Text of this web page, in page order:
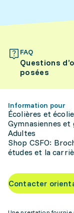
FAQ
Questions
posées
Information pour
Écolières et
Gymnasiennes et
Adultes
Shop CSFO:
études et la
Contacter